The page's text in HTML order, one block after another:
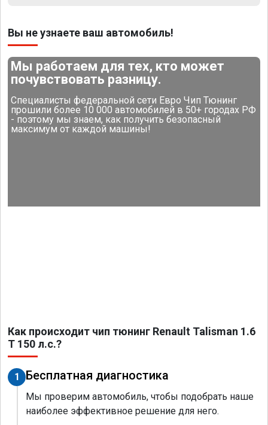
Вы не узнаете ваш автомобиль!
Мы работаем для тех, кто может
почувствовать разницу.
Специалисты федеральной сети Евро Чип Тюнинг
прошили более 10 000 автомобилей в 50+ городах РФ
- поэтому мы знаем, как получить безопасный
максимум от каждой машины!
Как происходит чип тюнинг Renault Talisman 1.6
T 150 л.с.?
1 Бесплатная диагностика
Мы проверим автомобиль, чтобы подобрать наше
наиболее эффективное решение для него.